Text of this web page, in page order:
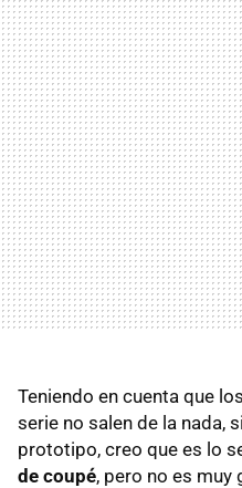
Teniendo en cuenta que
serie no salen de la nada,
prototipo, creo que es lo
de coupé, pero no es